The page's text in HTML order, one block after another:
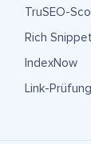
TruSEO-
Rich
IndexNow
Link-